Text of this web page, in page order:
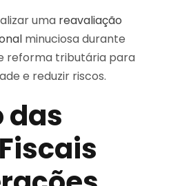
uma reavaliação
minuciosa durante
reforma tributária para
e reduzir riscos.
das